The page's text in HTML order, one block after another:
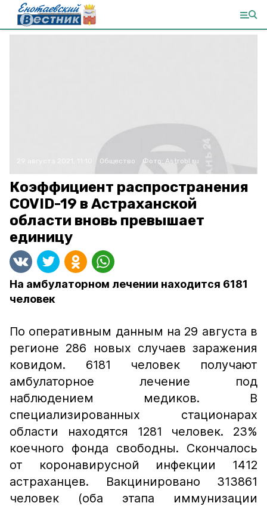
Общество Фото: Astrobl.ru
Коэффициент распространения
COVID-19 в Астраханской
области вновь превышает
единицу
На амбулаторном лечении находится 6181
человек
По оперативным данным на 29 августа в
регионе 286 новых случаев заражения
ковидом. 6181 человек получают
амбулаторное лечение под
наблюдением медиков. В
специализированных стационарах
области находятся 1281 человек. 23%
коечного фонда свободны. Скончалось
от коронавирусной инфекции 1412
астраханцев. Вакцинировано 313861
человек (оба этапа иммунизации